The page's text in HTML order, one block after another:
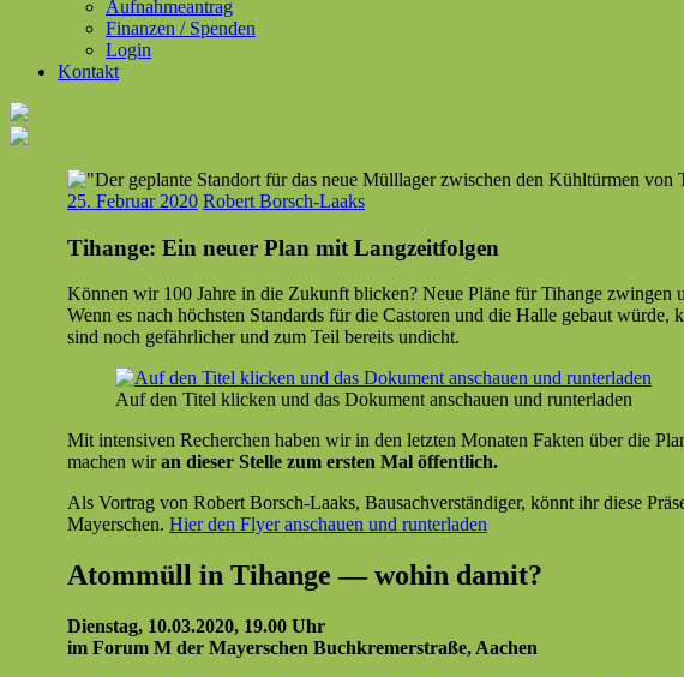
Aufnahmeantrag
Finanzen / Spenden
Login
Kontakt
25. Februar 2020 Robert Borsch-Laaks
Tihange: Ein neuer Plan mit Langzeitfolgen
Kön­nen wir 100 Jahre in die Zukun­ft blick­en? Neue Pläne für Tihange zwin­gen
Wenn es nach höch­sten Stan­dards für die Cas­toren und die Halle gebaut
sind noch gefährlich­er und zum Teil bere­its undicht.
Auf den Titel klick­en und das Doku­ment anschauen und runterladen
Mit inten­siv­en Recherchen haben wir in den let­zten Monat­en Fak­ten über die
machen wiran dieser Stelle zum ersten Mal öffentlich.
Als Vor­trag von Robert Borsch-Laaks, Bausachver­ständi­ger, kön­nt ihr diese
May­er­schen. Hier den Fly­er anschauen und runterladen
Atommüll in Tihange — wohin damit?
Dien­stag, 10.03.2020, 19.00 Uhr
im Forum M der May­er­schen Buchkre­mer­straße, Aachen